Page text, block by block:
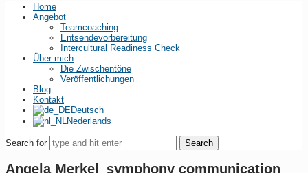
Home
Angebot
Teamcoaching
Entsendevorbereitung
Intercultural Readiness Check
Über mich
Die Zwischentöne
Veröffentlichungen
Blog
Kontakt
Deutsch
Nederlands
Search for
Angela Merkel_symphony communication